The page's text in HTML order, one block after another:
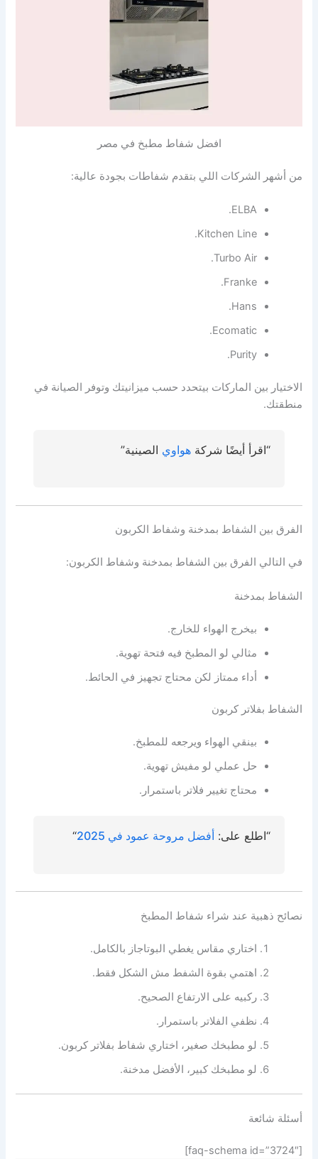
افضل شفاط مطبخ في مصر
من أشهر الشركات اللي بتقدم شفاطات بجودة عالية:
ELBA.
Kitchen Line.
Turbo Air.
Franke.
Hans.
Ecomatic.
Purity.
الاختيار بين الماركات بيتحدد حسب ميزانيتك وتوفر الصيانة في
منطقتك.
“اقرأ أيضًا شركة هواوي الصينية”
الفرق بين الشفاط بمدخنة وشفاط الكربون
في التالي الفرق بين الشفاط بمدخنة وشفاط الكربون:
الشفاط بمدخنة
بيخرج الهواء للخارج.
مثالي لو المطبخ فيه فتحة تهوية.
أداء ممتاز لكن محتاج تجهيز في الحائط.
الشفاط بفلاتر كربون
بينقي الهواء ويرجعه للمطبخ.
حل عملي لو مفيش تهوية.
محتاج تغيير فلاتر باستمرار.
“اطلع على: أفضل مروحة عمود في 2025 “
نصائح ذهبية عند شراء شفاط المطبخ
اختاري مقاس يغطي البوتاجاز بالكامل.
اهتمي بقوة الشفط مش الشكل فقط.
ركبيه على الارتفاع الصحيح.
نظفي الفلاتر باستمرار.
لو مطبخك صغير، اختاري شفاط بفلاتر كربون.
لو مطبخك كبير، الأفضل مدخنة.
أسئلة شائعة
[faq-schema id=”3724″]